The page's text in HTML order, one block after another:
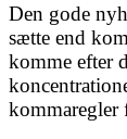
Den gode
sætte end
komme efter
kommaregler